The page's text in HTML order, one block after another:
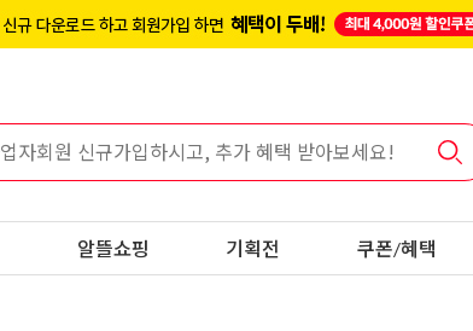
알뜰쇼핑 기획전 쿠폰/혜택